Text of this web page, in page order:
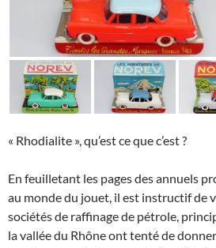
« Rhodialite », qu’est ce que c’est ?
En feuilletant les pages des annuels
au monde du jouet, il est instructif de
sociétés de raffinage de pétrole,
la vallée du Rhône ont tenté de